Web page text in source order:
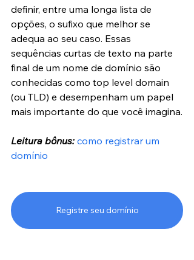
definir, entre uma longa lista de
opções, o sufixo que melhor se
adequa ao seu caso. Essas
sequências curtas de texto na parte
final de um nome de domínio são
conhecidas como top level domain
(ou TLD) e desempenham um papel
mais importante do que você imagina.
Leitura bônus: como registrar um
domínio
Registre seu domínio